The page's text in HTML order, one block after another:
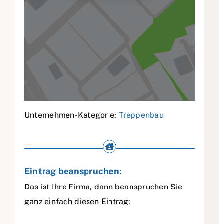
Unternehmen-Kategorie: Treppenbau
Eintrag beanspruchen:
Das ist Ihre Firma, dann beanspruchen Sie
ganz einfach diesen Eintrag: